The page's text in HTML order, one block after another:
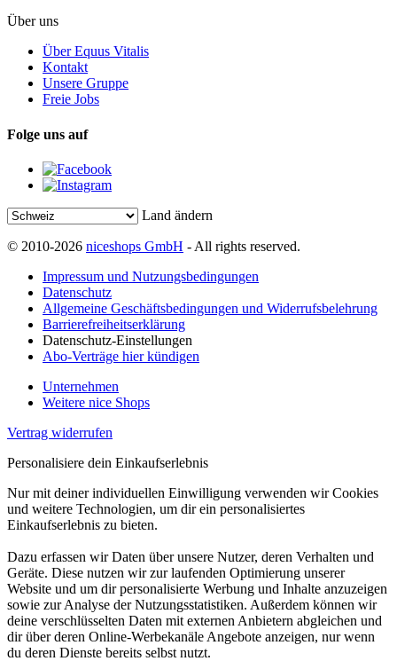
Über uns
Über Equus Vitalis
Kontakt
Unsere Gruppe
Freie Jobs
Folge uns auf
Land ändern
© 2010-2026 niceshops GmbH - All rights reserved.
Impressum und Nutzungsbedingungen
Datenschutz
Allgemeine Geschäftsbedingungen und Widerrufsbelehrung
Barrierefreiheitserklärung
Datenschutz-Einstellungen
Abo-Verträge hier kündigen
Unternehmen
Weitere nice Shops
Vertrag widerrufen
Personalisiere dein Einkaufserlebnis
Nur mit deiner individuellen Einwilligung verwenden wir Cookies
und weitere Technologien, um dir ein personalisiertes
Einkaufserlebnis zu bieten.
Dazu erfassen wir Daten über unsere Nutzer, deren Verhalten und
Geräte. Diese nutzen wir zur laufenden Optimierung unserer
Website und um dir personalisierte Werbung und Inhalte anzuzeigen
sowie zur Analyse der Nutzungsstatistiken. Außerdem können wir
deine verschlüsselten Daten mit externen Anbietern abgleichen und
dir über deren Online-Werbekanäle Angebote anzeigen, nur wenn
du deren Dienste bereits selbst nutzt.